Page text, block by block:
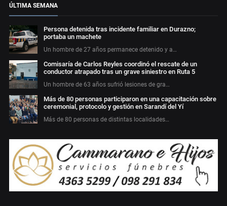
ÚLTIMA SEMANA
Persona detenida tras incidente familiar en Durazno;
portaba un machete
Un hombre de 27 años permanece detenido y a…
Comisaría de Carlos Reyles coordinó el rescate de un
conductor atrapado tras un grave siniestro en Ruta 5
Un hombre de 63 años sufrió lesiones de gra…
Más de 80 personas participaron en una capacitación sobre
ceremonial, protocolo y gestión en Sarandí del Yí
Más de 80 personas de distintas localidades…